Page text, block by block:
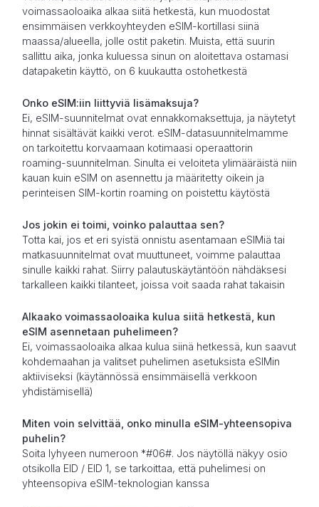
voimassaoloaika alkaa siitä hetkestä, kun muodostat
ensimmäisen verkkoyhteyden eSIM-kortillasi siinä
maassa/alueella, jolle ostit paketin. Muista, että suurin
sallittu aika, jonka kuluessa sinun on aloitettava ostamasi
datapaketin käyttö, on 6 kuukautta ostohetkestä
Onko eSIM:iin liittyviä lisämaksuja?
Ei, eSIM-suunnitelmat ovat ennakkomaksettuja, ja näytetyt
hinnat sisältävät kaikki verot. eSIM-datasuunnitelmamme
on tarkoitettu korvaamaan kotimaasi operaattorin
roaming-suunnitelman. Sinulta ei veloiteta ylimääräistä niin
kauan kuin eSIM on asennettu ja määritetty oikein ja
perinteisen SIM-kortin roaming on poistettu käytöstä
Jos jokin ei toimi, voinko palauttaa sen?
Totta kai, jos et eri syistä onnistu asentamaan eSIMiä tai
matkasuunnitelmat ovat muuttuneet, voimme palauttaa
sinulle kaikki rahat. Siirry palautuskäytäntöön nähdäksesi
tarkalleen kaikki tilanteet, joissa voit saada rahat takaisin
Alkaako voimassaoloaika kulua siitä hetkestä, kun
eSIM asennetaan puhelimeen?
Ei, voimassaoloaika alkaa kulua siinä hetkessä, kun saavut
kohdemaahan ja valitset puhelimen asetuksista eSIMin
aktiiviseksi (käytännössä ensimmäisellä verkkoon
yhdistämisellä)
Miten voin selvittää, onko minulla eSIM-yhteensopiva
puhelin?
Soita lyhyeen numeroon *#06#. Jos näytöllä näkyy osio
otsikolla EID / EID 1, se tarkoittaa, että puhelimesi on
yhteensopiva eSIM-teknologian kanssa